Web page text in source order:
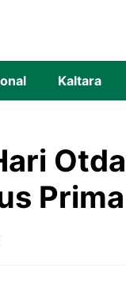
Kaltara